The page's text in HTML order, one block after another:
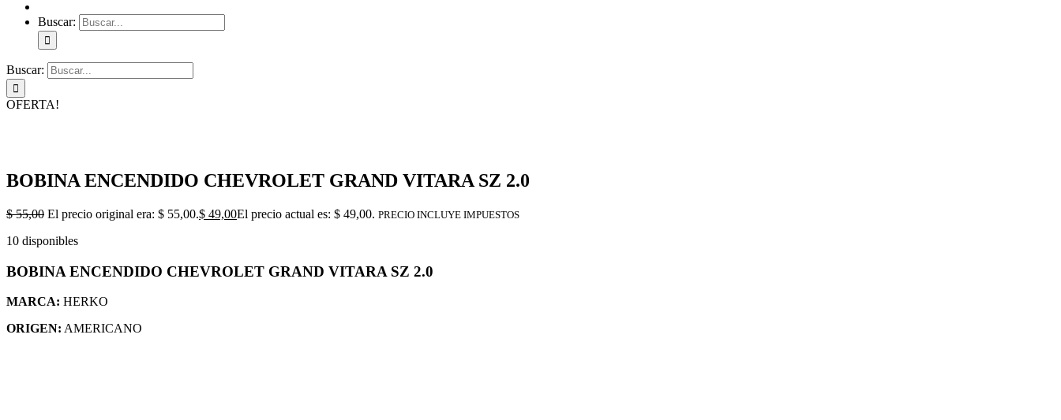
Buscar:
Buscar:
OFERTA!
BOBINA ENCENDIDO CHEVROLET GRAND VITARA SZ 2.0
$55,00 El precio original era: $ 55,00.$ 49,00El precio actual es: $ 49,00. PRECIO INCLUYE IMPUESTOS
10 disponibles
BOBINA ENCENDIDO CHEVROLET GRAND VITARA SZ 2.0
MARCA: HERKO
ORIGEN: AMERICANO